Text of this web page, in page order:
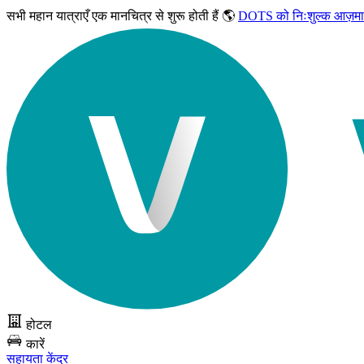
सभी महान यात्राएँएक मानचित्र से शुरू होती हैं 🌎 DOTS को निःशुल्क
होटल
कारें
सहायता केंद्र